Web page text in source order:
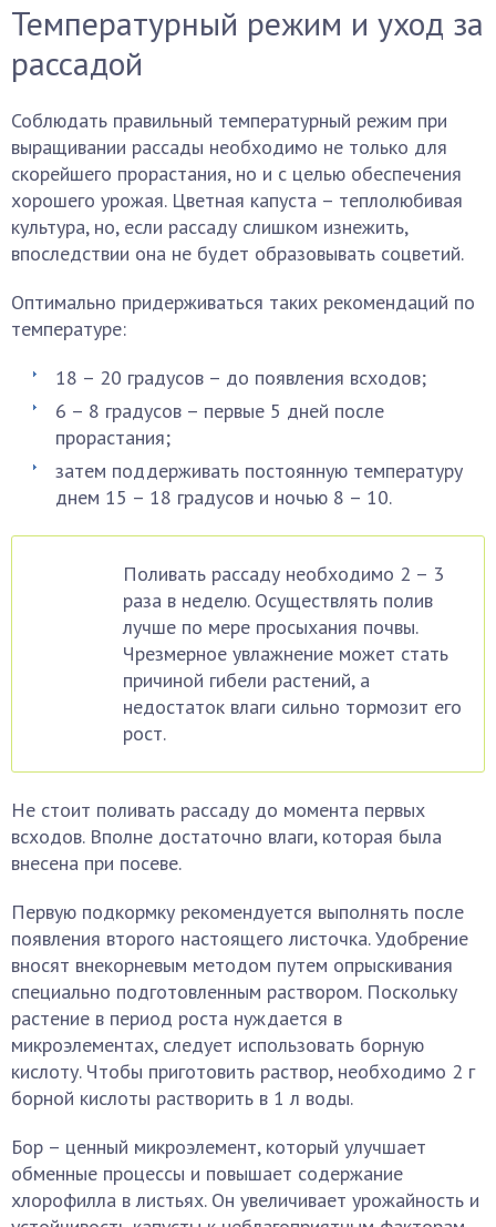
Температурный режим и уход за
рассадой
Соблюдать правильный температурный режим при
выращивании рассады необходимо не только для
скорейшего прорастания, но и с целью обеспечения
хорошего урожая. Цветная капуста – теплолюбивая
культура, но, если рассаду слишком изнежить,
впоследствии она не будет образовывать соцветий.
Оптимально придерживаться таких рекомендаций по
температуре:
18 – 20 градусов – до появления всходов;
6 – 8 градусов – первые 5 дней после
прорастания;
затем поддерживать постоянную температуру
днем 15 – 18 градусов и ночью 8 – 10.
Поливать рассаду необходимо 2 – 3
раза в неделю. Осуществлять полив
лучше по мере просыхания почвы.
Чрезмерное увлажнение может стать
причиной гибели растений, а
недостаток влаги сильно тормозит его
рост.
Не стоит поливать рассаду до момента первых
всходов. Вполне достаточно влаги, которая была
внесена при посеве.
Первую подкормку рекомендуется выполнять после
появления второго настоящего листочка. Удобрение
вносят внекорневым методом путем опрыскивания
специально подготовленным раствором. Поскольку
растение в период роста нуждается в
микроэлементах, следует использовать борную
кислоту. Чтобы приготовить раствор, необходимо 2 г
борной кислоты растворить в 1 л воды.
Бор – ценный микроэлемент, который улучшает
обменные процессы и повышает содержание
хлорофилла в листьях. Он увеличивает урожайность и